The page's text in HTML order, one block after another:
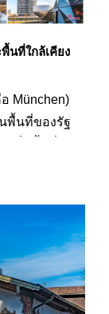
นที่ใกล้เคียง
München)
พื้นที่ของรัฐ
องจาก
บสูงตอน
มิอากาศใน
จัดในช่วง
ากาศหนาว